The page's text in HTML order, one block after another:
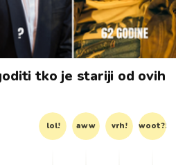
tko je stariji od ovih
lol! aww vrh! woot?!